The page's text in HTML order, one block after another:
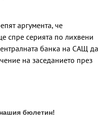
аргумента, че
спре серията по лихвени
банка на САЩ да
на заседанието през